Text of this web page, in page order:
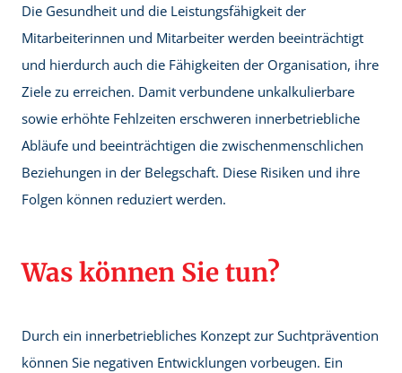
Die Gesundheit und die Leistungsfähigkeit der
Mitarbeiterinnen und Mitarbeiter werden beeinträchtigt
und hierdurch auch die Fähigkeiten der Organisation, ihre
Ziele zu erreichen. Damit verbundene unkalkulierbare
sowie erhöhte Fehlzeiten erschweren innerbetriebliche
Abläufe und beeinträchtigen die zwischenmenschlichen
Beziehungen in der Belegschaft. Diese Risiken und ihre
Folgen können reduziert werden.
Was können Sie tun?
Durch ein innerbetriebliches Konzept zur Suchtprävention
können Sie negativen Entwicklungen vorbeugen. Ein